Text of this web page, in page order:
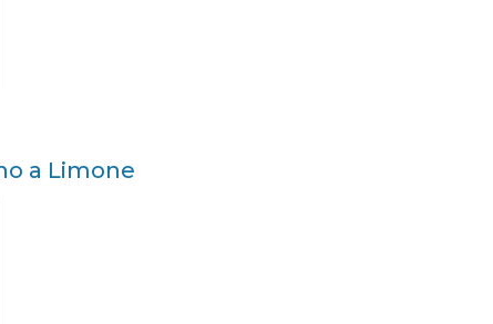
a Limone